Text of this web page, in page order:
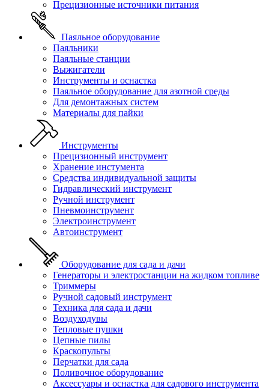
Прецизионные источники питания
Паяльное оборудование
Паяльники
Паяльные станции
Выжигатели
Инструменты и оснастка
Паяльное оборудование для азотной среды
Для демонтажных систем
Материалы для пайки
Инструменты
Прецизионный инструмент
Хранение инстумента
Средства индивидуальной защиты
Гидравлический инструмент
Ручной инструмент
Пневмоинструмент
Электроинструмент
Автоинструмент
Оборудование для сада и дачи
Генераторы и электростанции на жидком топливе
Триммеры
Ручной садовый инструмент
Техника для сада и дачи
Воздуходувы
Тепловые пушки
Цепные пилы
Краскопульты
Перчатки для сада
Поливочное оборудование
Аксессуары и оснастка для садового инструмента